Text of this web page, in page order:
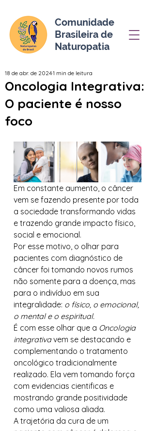
Comunidade
Brasileira de
Naturopatia
Oncologia Integrativa:
O paciente é nosso
foco
18 de abr. de 20241 min de leitura
Em constante aumento, o câncer
vem se fazendo presente por toda
a sociedade transformando vidas
e trazendo grande impacto físico,
social e emocional.
Por esse motivo, o olhar para
pacientes com diagnóstico de
câncer foi tomando novos rumos
não somente para a doença, mas
para o indivíduo em sua
integralidade: o físico, o emocional,
o mental e o espiritual.
É com esse olhar que a Oncologia
integrativa vem se destacando e
complementando o tratamento
oncológico tradicionalmente
realizado. Ela vem tomando força
com evidencias cientificas e
mostrando grande positividade
como uma valiosa aliada.
A trajetória da cura de um